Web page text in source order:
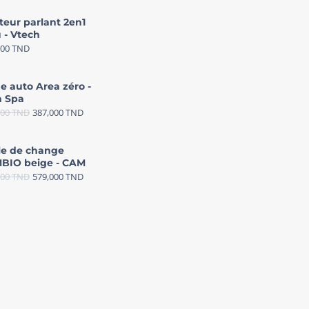
parlant 2en1
- Vtech
TND
auto Area zéro -
Spa
TND 387,000TND
de change
beige - CAM
TND 579,000TND